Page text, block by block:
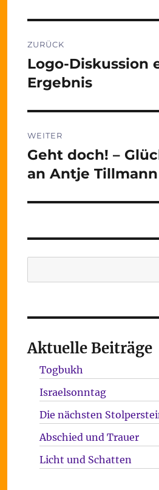
ZURÜCK
Vorheriger
Beitrag:
Logo-Diskussion
Ergebnis
WEITER
Nächster
Beitrag:
Geht doch! –
an Antje Tillmann
Aktuelle Beiträge
Togbukh
Israelsonntag
Die nächsten
Abschied und Trauer
Licht und Schatten